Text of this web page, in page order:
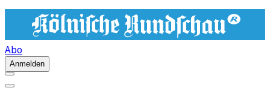
Abo
Anmelden